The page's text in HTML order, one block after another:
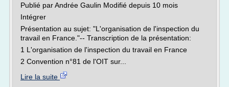
Publié par Andrée Gaulin Modifié depuis 10 mois
Intégrer
Présentation au sujet: "L'organisation de l'inspection du
travail en France."-- Transcription de la présentation:
1 L'organisation de l'inspection du travail en France
2 Convention n°81 de l'OIT sur...
Lire la suite